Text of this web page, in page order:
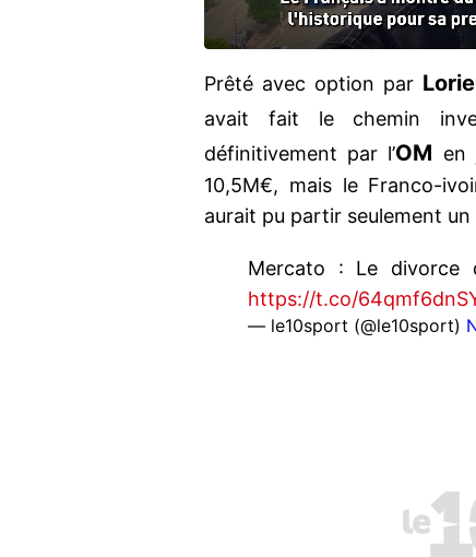
Prêté avec option par
avait fait le chemin
définitivement par l’OM en
10,5M€, mais le Franco-
aurait pu partir seulement
Mercato : Le divorce
https://t.co/
— le10sport (@le10sport)